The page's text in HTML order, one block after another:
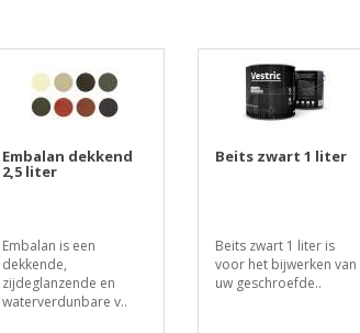
Embalan dekkend
2,5 liter
Embalan is een
dekkende,
zijdeglanzende en
waterverdunbare v..
Beits zwart 1 liter
Beits zwart 1 liter is
voor het bijwerken van
uw geschroefde..